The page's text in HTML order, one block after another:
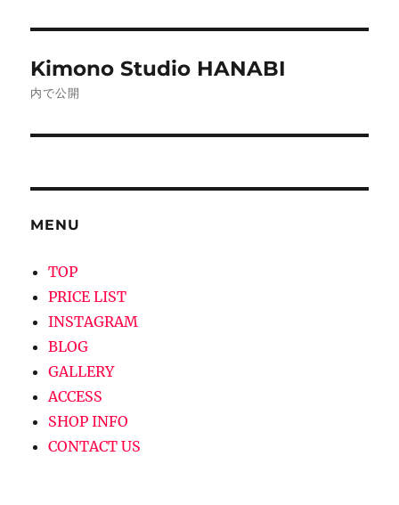
稿
ゲ
ー
シ
ョ
ン
Kimono Studio HANABI
内で公開
MENU
TOP
PRICE LIST
INSTAGRAM
BLOG
GALLERY
ACCESS
SHOP INFO
CONTACT US